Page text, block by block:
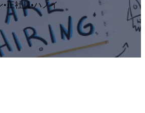
•正社員•ハノイ